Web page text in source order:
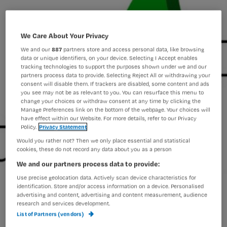
De aanspraak Wijkverpleging in de
Zorgverzekeringswet bestaat nu ruim
We Care About Your Privacy
We and our887 partners store and access personal data, like browsing
data or unique identifiers, on your device. Selecting I Accept enables
tracking technologies to support the purposes shown under we and our
partners process data to provide. Selecting Reject All or withdrawing your
consent will disable them. If trackers are disabled, some content and ads
you see may not be as relevant to you. You can resurface this menu to
change your choices or withdraw consent at any time by clicking the
Manage Preferences link on the bottom of the webpage. Your choices will
have effect within our Website. For more details, refer to our Privacy
Policy. Privacy Statement
Would you rather not? Then we only place essential and statistical
cookies, these do not record any data about you as a person
We and our partners process data to provide:
Use precise geolocation data. Actively scan device characteristics for
identification. Store and/or access information on a device. Personalised
advertising and content, advertising and content measurement, audience
research and services development.
List of Partners (vendors)